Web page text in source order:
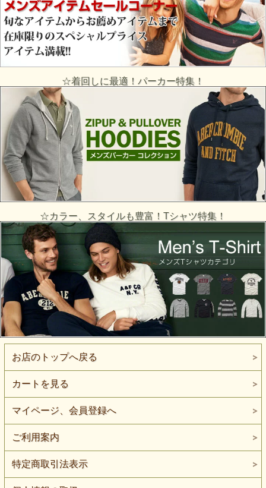
☆着回しに最適！パーカー特集！
☆カラー、スタイルも豊富！Tシャツ特集！
お店のトップへ戻る
カートを見る
マイページ、会員登録へ
ご利用案内
特定商取引法表示